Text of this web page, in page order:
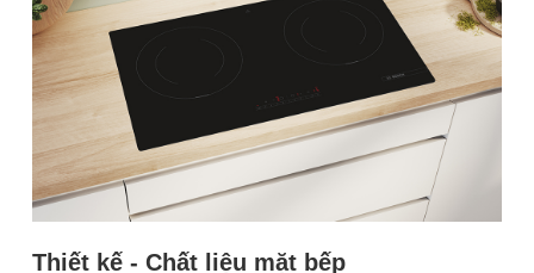
Thiết kế - Chất liệu mặt bếp